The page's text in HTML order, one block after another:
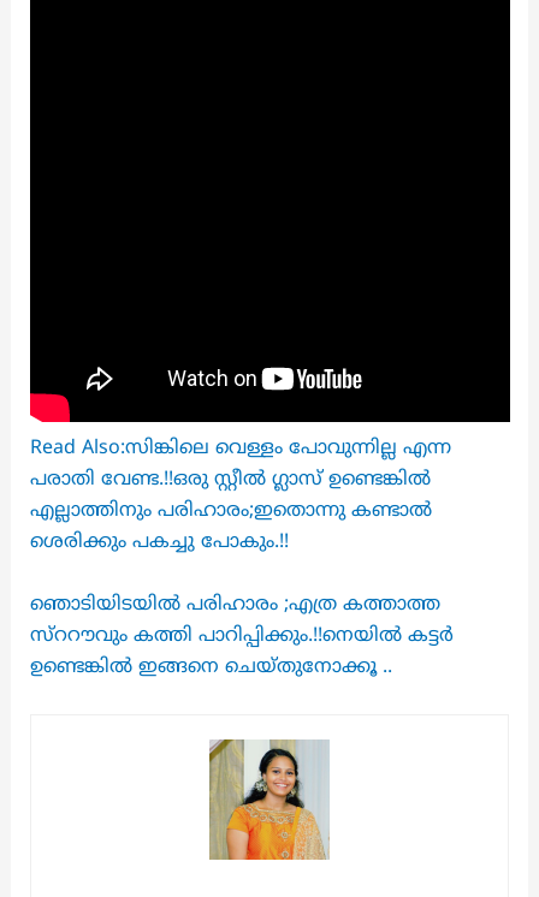
Read Also:സിങ്കിലെ വെള്ളം പോവുന്നില്ല എന്ന
പരാതി വേണ്ട.!!ഒരു സ്റ്റീൽ ഗ്ലാസ് ഉണ്ടെങ്കിൽ
എല്ലാത്തിനും പരിഹാരം;ഇതൊന്നു കണ്ടാൽ
ശെരിക്കും പകച്ചു പോകും.!!
ഞൊടിയിടയിൽ പരിഹാരം ;എത്ര കത്താത്ത
സ്ററൗവും കത്തി പാറിപ്പിക്കും.!!നെയിൽ കട്ടർ
ഉണ്ടെങ്കിൽ ഇങ്ങനെ ചെയ്‌തുനോക്കൂ ..